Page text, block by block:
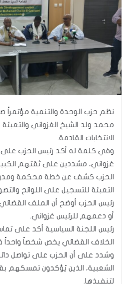
نظم حزب الوحدة والتنمية مؤتمراً
محمد ولد الشيخ الغزواني
الانتخابات القادمة.
وفي كلمة له أكد رئيس الحزب
غزواني، مشددين على ثقتهم
الحزب كشف عن خطة محكمة
التعبئة للتسجيل على اللوائح
رئيس الحزب أوضح أن الملف
أو دعمهم للرئيس غزواني.
رئيس اللجنة السياسية أكد على
الخلاف القضائي يخص شخصاً
وشدد على أن الحزب على تواصل
الشعبية، الذين يُؤكدون تمسكهم
لتنفيذها.